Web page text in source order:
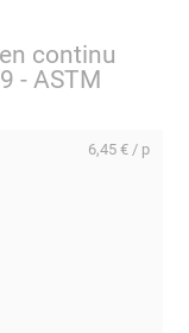
continu
- ASTM
6,45 € / p